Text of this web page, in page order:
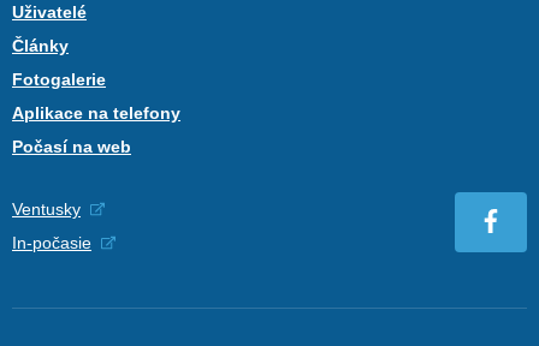
Uživatelé
Články
Fotogalerie
Aplikace na telefony
Počasí na web
Ventusky
In-počasie